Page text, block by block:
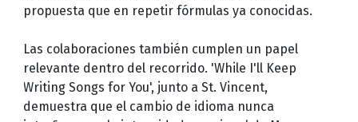
propuesta que en repetir fórmulas ya conocidas.
Las colaboraciones también cumplen un papel
relevante dentro del recorrido. 'While I'll Keep
Writing Songs for You', junto a St. Vincent,
demuestra que el cambio de idioma nunca